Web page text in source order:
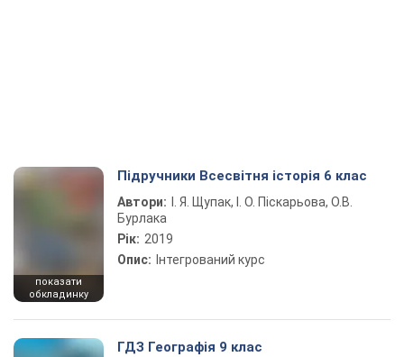
показати
обкладинку
Підручники Всесвітня історія 6 клас
Автори:
І. Я. Щупак, І. О. Піскарьова, О.В.
Бурлака
Рік: 2019
Опис: Інтегрований курс
ГДЗ Географія 9 клас